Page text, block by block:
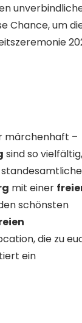
Chance, um
märchenhaft –
sind so vielfältig,
mit einer
schönsten
die zu
ein